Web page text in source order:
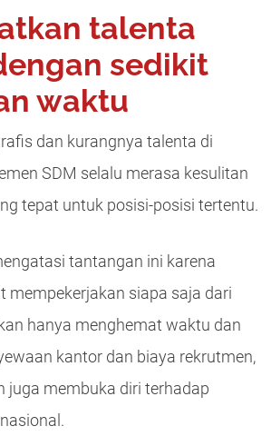
talenta
sedikit
waktu
dan kurangnya talenta di
SDM selalu merasa kesulitan
tepat untuk posisi-posisi tertentu.
tantangan ini karena
mempekerjakan siapa saja dari
hanya menghemat waktu dan
kantor dan biaya rekrutmen,
juga membuka diri terhadap